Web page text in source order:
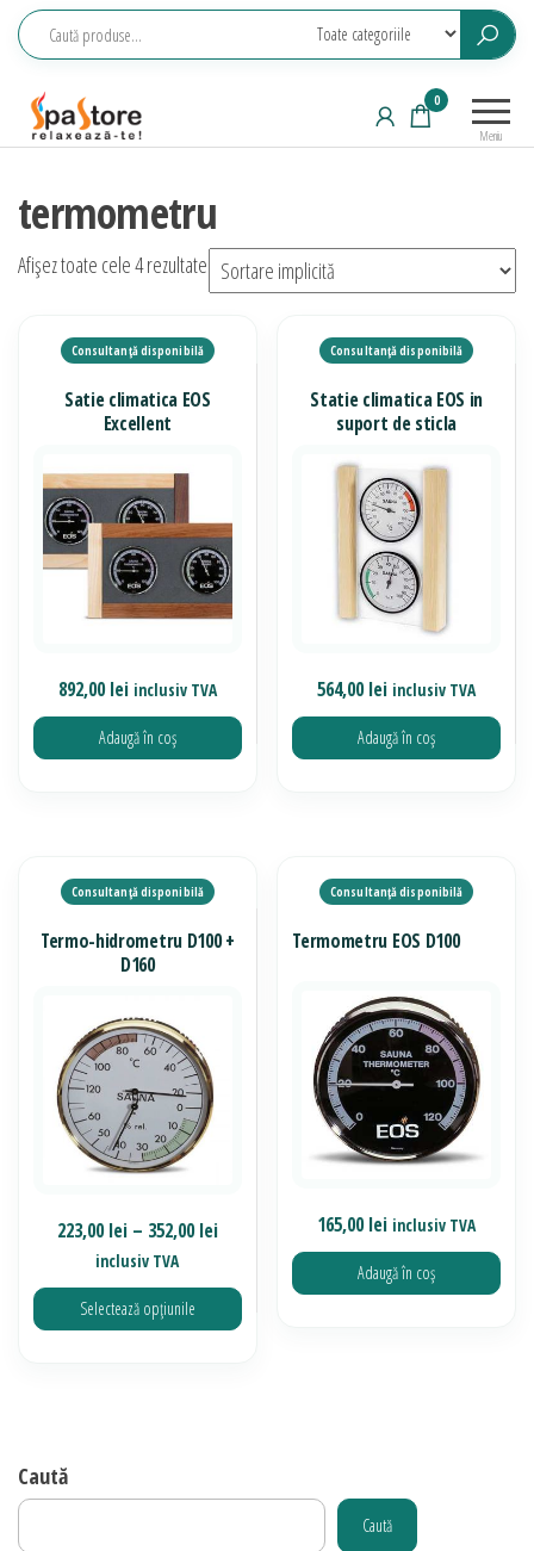
Sari
saune,
wellness
Meniu
0
termometru
Afișez toate cele 4 rezultate
Satie climatica EOS
Excellent
892,00lei inclusiv TVA
Adaugă în coș
Statie climatica EOS in
suport de sticla
564,00lei inclusiv TVA
Adaugă în coș
Termo-hidrometru D100 +
D160
223,00lei – 352,00leiInterval
prețuri:
223,00 lei
inclusiv TVA
Selectează opțiunile
multe
Termometru EOS D100
165,00lei inclusiv TVA
Adaugă în coș
Caută
Caută